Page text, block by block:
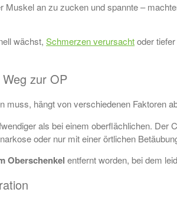
Muskel an zu zucken und spannte –
wächst, Schmerzen verursachtoder
zur OP
muss, hängt von verschiedenen Faktoren
als bei einem oberflächlichen. Der
oder nur mit einer örtlichen
Oberschenkel entfernt worden, bei dem